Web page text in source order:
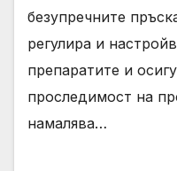
безупречните
регулира и
препаратите и
проследимост на
намалява…